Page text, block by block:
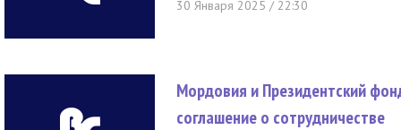
30 Января 2025 / 22:30
Мордовия и Президентский
соглашение о сотрудничестве